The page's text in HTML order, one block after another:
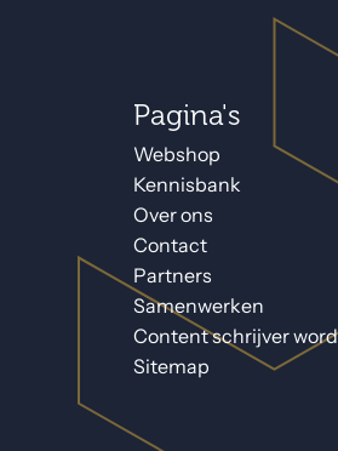
Pagina's
Webshop
Kennisbank
Over ons
Contact
Partners
Samenwerken
Content schrijver
Sitemap